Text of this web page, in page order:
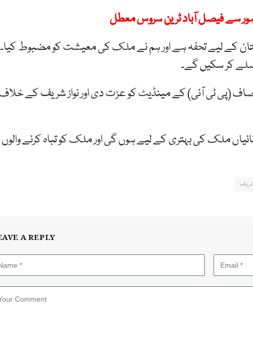
سے فیصل آباد ٹرین سروس معطل
کے لیے تحفہ ہے اور ہم نے ملک کی معیشت کو مضبوط کیا۔
کر سکیں گے۔
(پی ٹی آئی) کے مینڈیٹ کو عزت دی اور نواز شریف کے
ملک کی بہتری کے لیے ہوں گی اور ملک کو تباہ کرنے والوں
شریف
A REPLY